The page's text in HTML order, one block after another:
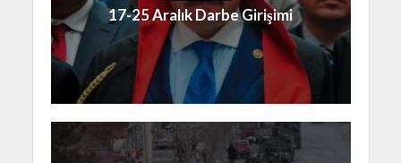
17-25 Aralık Darbe Girişimi